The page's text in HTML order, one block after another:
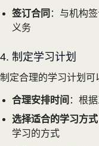
签订合同 ：与机构
义务
4. 制定学习计划
制定合理的学习计划可
合理安排时间 ：根
选择适合的学习方式
学习的方式